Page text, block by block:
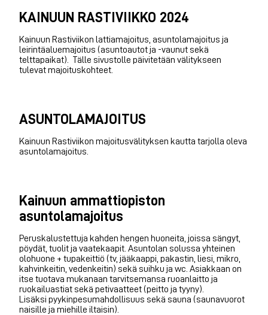
KAINUUN RASTIVIIKKO 2024
Kainuun Rastiviikon lattiamajoitus, asuntolamajoitus ja
leirintäaluemajoitus (asuntoautot ja -vaunut sekä
telttapaikat). Tälle sivustolle päivitetään välitykseen
tulevat majoituskohteet.
ASUNTOLAMAJOITUS
Kainuun Rastiviikon majoitusvälityksen kautta tarjolla oleva
asuntolamajoitus.
Kainuun ammattiopiston
asuntolamajoitus
Peruskalustettuja kahden hengen huoneita, joissa sängyt,
pöydät, tuolit ja vaatekaapit. Asuntolan solussa yhteinen
olohuone + tupakeittiö (tv, jääkaappi, pakastin, liesi, mikro,
kahvinkeitin, vedenkeitin) sekä suihku ja wc. Asiakkaan on
itse tuotava mukanaan tarvitsemansa ruoanlaitto ja
ruokailuastiat sekä petivaatteet (peitto ja tyyny).
Lisäksi pyykinpesumahdollisuus sekä sauna (saunavuorot
naisille ja miehille iltaisin).